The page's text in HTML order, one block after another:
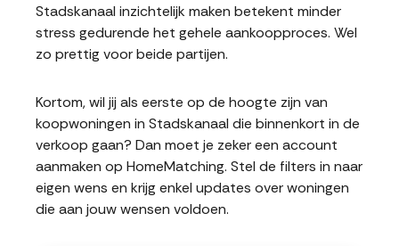
Stadskanaal inzichtelijk maken betekent minder
stress gedurende het gehele aankoopproces. Wel
zo prettig voor beide partijen.
Kortom, wil jij als eerste op de hoogte zijn van
koopwoningen in Stadskanaal die binnenkort in de
verkoop gaan? Dan moet je zeker een account
aanmaken op HomeMatching. Stel de filters in naar
eigen wens en krijg enkel updates over woningen
die aan jouw wensen voldoen.